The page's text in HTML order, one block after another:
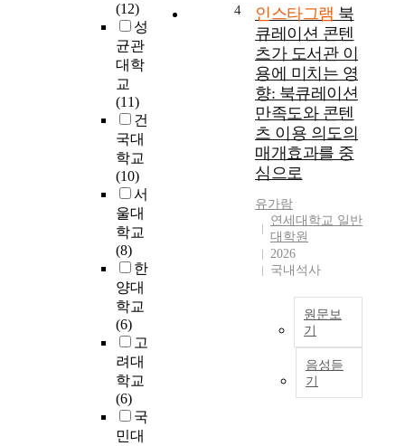
(12)
성
균관
대학
교
(11)
건
국대
학교
(10)
서
울대
학교
(8)
한
양대
학교
(6)
고
려대
학교
(6)
국
민대
4 인스타그램 북
큐레이션 콘텐
츠가 도서관 이
용에 미치는 영
향: 북큐레이션
만족도와 콘텐
츠 이용 의도의
매개효과를 중
심으로
유가람
연세대학교 일반
대학원
2026
국내석사
원문보
기
음성듣
기